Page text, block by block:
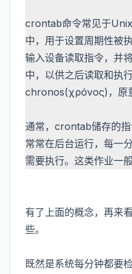
crontab命令常见于
中，用于设置周期性被
输入设备读取指令，并
中，以供之后读取和执
chronos(χρόνος)，原
通常，crontab储存的
常常在后台运行，每一
需要执行。这类作业一
有了上面的概念，再来
些。
既然是系统每分钟都要